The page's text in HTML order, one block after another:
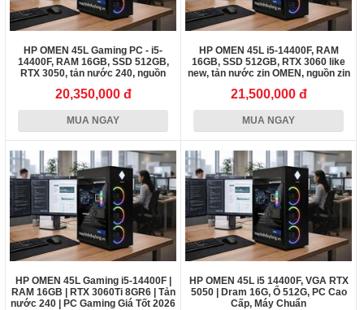
HP OMEN 45L Gaming PC - i5-
14400F, RAM 16GB, SSD 512GB,
RTX 3050, tản nước 240, nguồn
20,350,000 đ
MUA NGAY
HP OMEN 45L i5-14400F, RAM
16GB, SSD 512GB, RTX 3060 like
new, tản nước zin OMEN, nguồn zin
21,500,000 đ
MUA NGAY
HP OMEN 45L Gaming i5-14400F |
RAM 16GB | RTX 3060Ti 8GR6 | Tản
nước 240 | PC Gaming Giá Tốt 2026
HP OMEN 45L i5 14400F, VGA RTX
5050 | Dram 16G, Ổ 512G, PC Cao
Cấp, Máy Chuẩn